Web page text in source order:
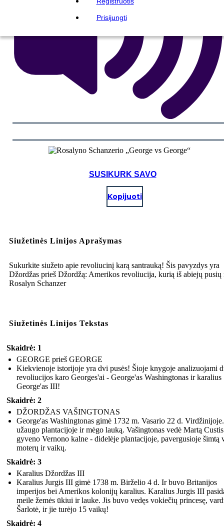
Prisijungti
SUSIKURK SAVO
Kopijuoti
Siužetinės Linijos Aprašymas
Sukurkite siužeto apie revoliucinį karą santrauką! Šis pavyzdys yra
Džordžas prieš Džordžą: Amerikos revoliucija, kurią iš abiejų pusių
Rosalyn Schanzer
Siužetinės Linijos Tekstas
Skaidrė: 1
GEORGE prieš GEORGE
Kiekvienoje istorijoje yra dvi pusės! Šioje knygoje analizuojami
revoliucijos karo Georges'ai - George'as Washingtonas ir karalius
George'as III!
Skaidrė: 2
DŽORDŽAS VAŠINGTONAS
George'as Washingtonas gimė 1732 m. Vasario 22 d.
užaugo plantacijoje ir mėgo lauką. Vašingtonas vedė Martą
gyveno Vernono kalne - didelėje plantacijoje, pavergusioje šimtą
moterų ir vaikų.
Skaidrė: 3
Karalius Džordžas III
Karalius Jurgis III gimė 1738 m. Birželio 4 d. Ir buvo Britanijos
imperijos bei Amerikos kolonijų karalius. Karalius Jurgis III
meile žemės ūkiui ir lauke. Jis buvo vedęs vokiečių princesę,
Šarlotė, ir jie turėjo 15 vaikų!
Skaidrė: 4